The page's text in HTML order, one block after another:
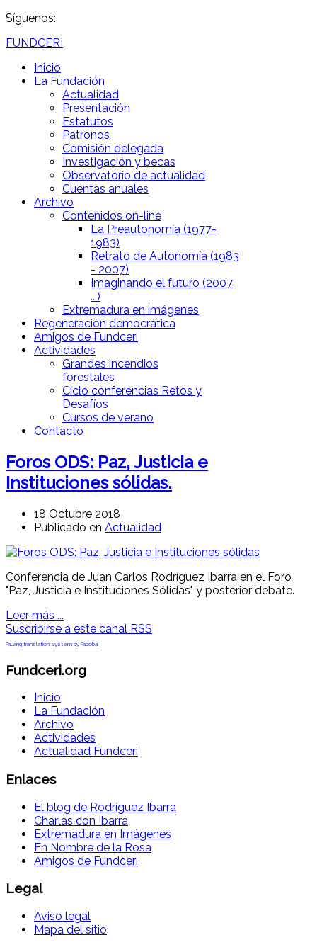
Síguenos:
FUNDCERI
Inicio
La Fundación
Actualidad
Presentación
Estatutos
Patronos
Comisión delegada
Investigación y becas
Observatorio de actualidad
Cuentas anuales
Archivo
Contenidos on-line
La Preautonomía (1977-
1983)
Retrato de Autonomía (1983
- 2007)
Imaginando el futuro (2007
...)
Extremadura en imágenes
Regeneración democrática
Amigos de Fundceri
Actividades
Grandes incendios
forestales
Ciclo conferencias Retos y
Desafíos
Cursos de verano
Contacto
Foros ODS: Paz, Justicia e
Instituciones sólidas.
18 Octubre 2018
Publicado en Actualidad
Conferencia de Juan Carlos Rodríguez Ibarra en el Foro
"Paz, Justicia e Instituciones Sólidas" y posterior debate.
Leer más ...
Suscribirse a este canal RSS
FaLang translation system by Faboba
Fundceri.org
Inicio
La Fundación
Archivo
Actividades
Actualidad Fundceri
Enlaces
El blog de Rodríguez Ibarra
Charlas con Ibarra
Extremadura en Imágenes
En Nombre de la Rosa
Amigos de Fundceri
Legal
Aviso legal
Mapa del sitio